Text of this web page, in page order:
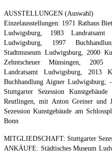
AUSSTELLUNGEN (Auswahl)
Einzelausstellungen: 1971 Rathaus
Ludwigsburg, 1983 Landratsamt
Ludwigsburg, 1997
Stadtmuseum Ludwigsburg, 2000
Zehntscheuer Münsingen, 2005
Landratsamt Ludwigsburg, 2013
Buchhandlung Aigner Ludwigsburg;
Stuttgarter Sezession
Reutlingen, mit Anton Greiner und
Sezession Kunstgebäude am
Bonn
MITGLIEDSCHAFT: Stuttgarter
ANKÄUFE: Städtisches Museum